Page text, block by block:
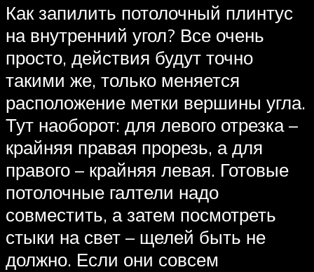
Как запилить потолочный плинтус
на внутренний угол? Все очень
просто, действия будут точно
такими же, только меняется
расположение метки вершины угла.
Тут наоборот: для левого отрезка –
крайняя правая прорезь, а для
правого – крайняя левая. Готовые
потолочные галтели надо
совместить, а затем посмотреть
стыки на свет – щелей быть не
должно. Если они совсем